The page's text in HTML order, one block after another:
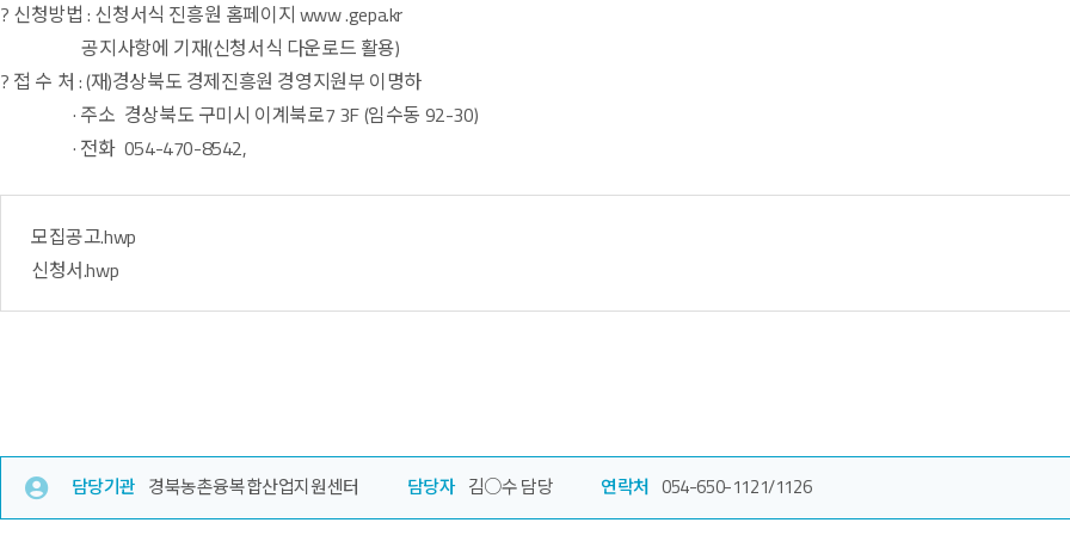
? 신청방법 : 신청서식 진흥원 홈페이지 www .gepa.kr
공지사항에 기재(신청서식 다운로드 활용)
? 접 수 처 : (재)경상북도 경제진흥원 경영지원부 이명하
· 주소 경상북도 구미시 이계북로7 3F (임수동 92-30)
· 전화 054-470-8542,
모집공고.hwp
신청서.hwp
담당기관 경북농촌융복합산업지원센터 담당자 김○수 담당 연락처 054-650-1121/1126